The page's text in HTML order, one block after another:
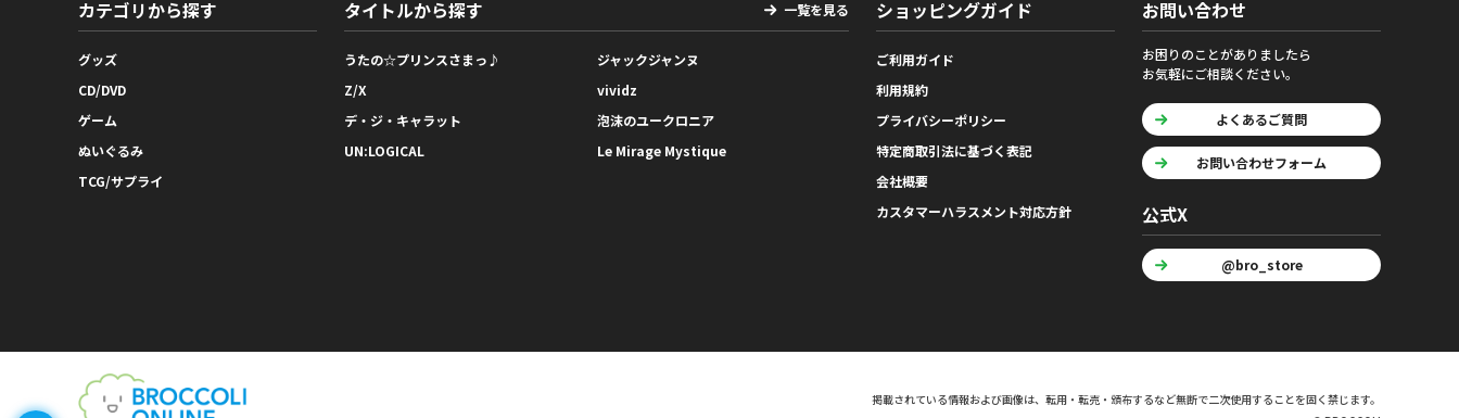
カテゴリから探す
グッズ
CD/DVD
ゲーム
ぬいぐるみ
TCG/サプライ
タイトルから探す 一覧を見る
うたの☆プリンスさまっ♪
ジャックジャンヌ
Z/X
vividz
デ・ジ・キャラット
泡沫のユークロニア
UN:LOGICAL
Le Mirage Mystique
ショッピングガイド
ご利用ガイド
利用規約
プライバシーポリシー
特定商取引法に基づく表記
会社概要
カスタマーハラスメント対応方針
お問い合わせ
お困りのことがありましたら
お気軽にご相談ください。
よくあるご質問
お問い合わせフォーム
公式X
@bro_store
掲載されている情報および画像は、転用・転売・頒布するなど無断で二次使用することを固く禁じます。